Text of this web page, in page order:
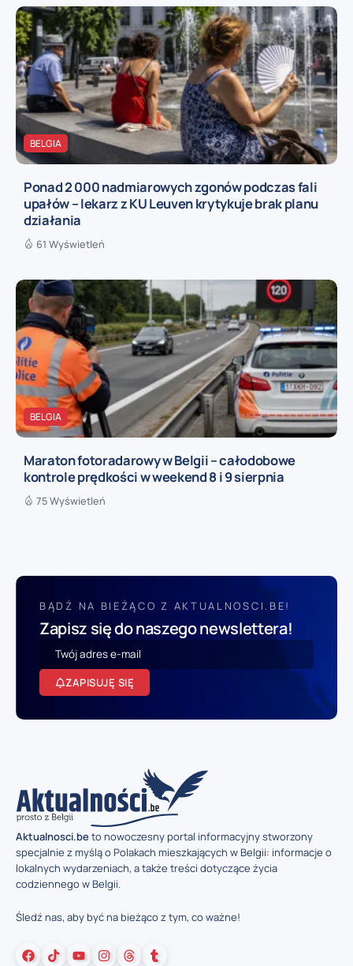
BELGIA
Ponad 2 000 nadmiarowych zgonów podczas fali
upałów – lekarz z KU Leuven krytykuje brak planu
działania
61 Wyświetleń
BELGIA
Maraton fotoradarowy w Belgii – całodobowe
kontrole prędkości w weekend 8 i 9 sierpnia
75 Wyświetleń
BĄDŹ NA BIEŻĄCO Z AKTUALNOSCI.BE!
Zapisz się do naszego newslettera!
ZAPISUJĘ SIĘ
Aktualnosci.beto nowoczesny portal informacyjny stworzony
specjalnie z myślą o Polakach mieszkających w Belgii: informacje o
lokalnych wydarzeniach, a także treści dotyczące życia
codziennego w Belgii.
Śledź nas, aby być na bieżąco z tym, co ważne!